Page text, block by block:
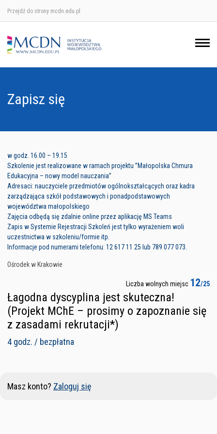
Przejdź do strony mcdn.edu.pl
Zapisz się
w godz. 16.00 – 19.15
Szkolenie jest realizowane w ramach projektu ”Małopolska Chmura
Edukacyjna – nowy model nauczania”
Adresaci: nauczyciele przedmiotów ogólnokształcących oraz kadra
zarządzająca szkół podstawowych i ponadpodstawowych
województwa małopolskiego
Zajęcia odbędą się zdalnie online przez aplikację MS Teams
Zapis w Systemie Rejestracji Szkoleń jest tylko wyrażeniem woli
uczestnictwa w szkoleniu/formie itp.
Informacje pod numerami telefonu: 12 617 11 25 lub 789 077 073.
Ośrodek w Krakowie
Liczba wolnych miejsc 12/25
Łagodna dyscyplina jest skuteczna!
(Projekt MChE – prosimy o zapoznanie się
z zasadami rekrutacji*)
4 godz. / bezpłatna
Masz konto? Zaloguj się
Ośrodek w Krakowie
Ośrodek w Nowym Sączu
Ośrodek w Tarnowie